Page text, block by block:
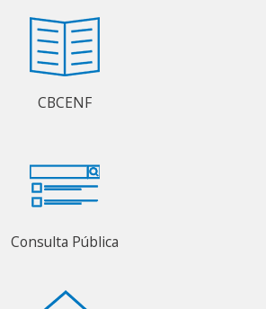
CBCENF
Consulta Pública